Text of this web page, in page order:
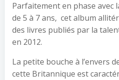
Parfaitement en phase avec
de 5 à 7 ans, cet album
des livres publiés par la
en 2012.
La petite bouche à l’envers
cette Britannique est